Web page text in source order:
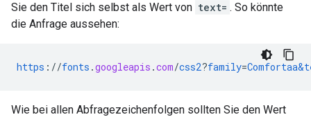
Sie den Titel sich selbst als Wert von text= . So könnte
die Anfrage aussehen:
https ://fonts .googleapis .com/css2?family=
Wie bei allen Abfragezeichenfolgen sollten Sie den Wert